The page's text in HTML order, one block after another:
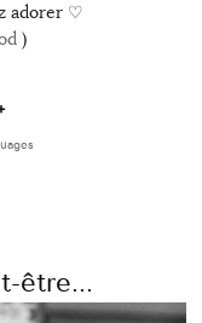
adorer ♡
)
être...